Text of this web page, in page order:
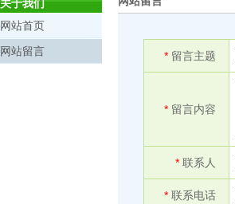
关于我们
网站首页
网站留言
* 留言主题
* 留言内容
* 联系人
* 联系电话